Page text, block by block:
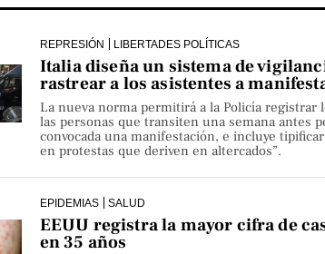
REPRESIÓN LIBERTADES POLÍTICAS
Italia diseña un sistema de
rastrear a los asistentes a
La nueva norma permitirá a la Policía registrar
las personas que transiten una semana antes
convocada una manifestación, e incluye
en protestas que deriven en altercados”.
EPIDEMIAS SALUD
EEUU registra la mayor cifra de
en 35 años